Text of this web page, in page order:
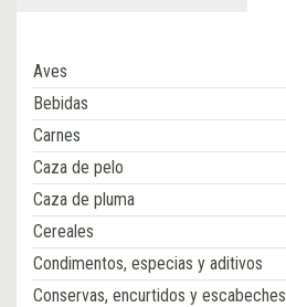
Aves
Bebidas
Carnes
Caza de pelo
Caza de pluma
Cereales
Condimentos, especias y aditivos
Conservas, encurtidos y escabeches